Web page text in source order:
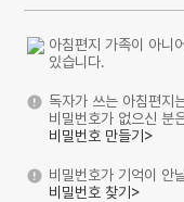
아침편지 가족이 아니
있습니다.
독자가 쓰는 아침편지
비밀번호가 없으신 분
비밀번호 만들기>
비밀번호가 기억이 안
비밀번호 찾기>